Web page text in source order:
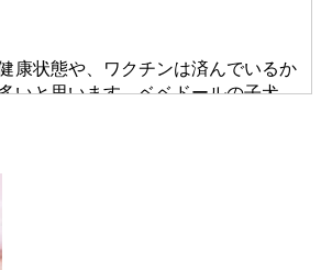
康状態や、ワクチンは済んでいるか
いと思います。ベベドールの子犬
診断を必ず受けております。ブリー
たって安心できる育成を慎重に行っ
だけます。ヨークシャーテリアのご
是非当店にご相談下さい。